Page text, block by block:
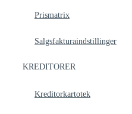
Prismatrix
Salgsfakturaindstillinger
KREDITORER
Kreditorkartotek